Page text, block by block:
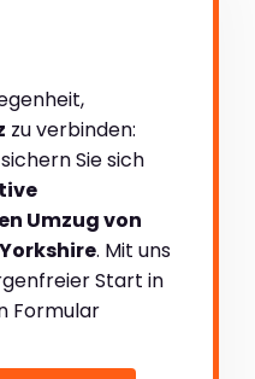
zu verbinden:
Sie sich
Umzug von
. Mit uns
Start in
Formular